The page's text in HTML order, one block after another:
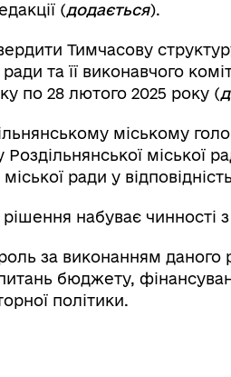
(додається).
Тимчасову
ради та її виконавчого
по 28 лютого 2025 року (
міському
Роздільнянської міської
міської ради у
набуває чинності
за виконанням даного
бюджету,
політики.